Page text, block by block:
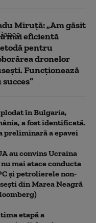
Miruță: „Am găsit
mai eficientă
pentru
dronelor
Funcționează
succes”
în Bulgaria,
a fost identificată.
preliminară a epavei
au convins Ucraina
nu mai atace conducta
şi petrolierele non-
din Marea Neagră
etapă a